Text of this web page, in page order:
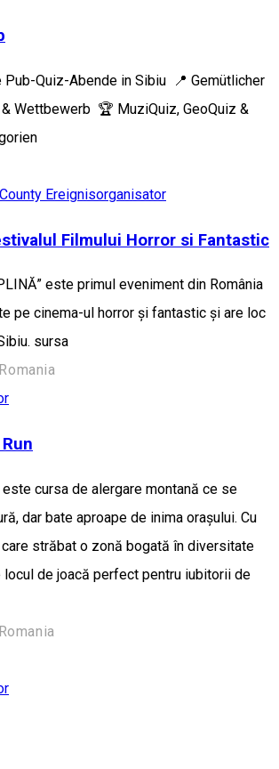
Pub-Quiz-Abende in Sibiu 📍 Gemütlicher
Wettbewerb 🏆 MuziQuiz, GeoQuiz &
Ereignisorganisator
Filmului Horror si Fantastic
este primul eveniment din România
pe cinema-ul horror și fantastic și are loc
sursa
este cursa de alergare montană ce se
dar bate aproape de inima orașului. Cu
străbat o zonă bogată în diversitate
locul de joacă perfect pentru iubitorii de